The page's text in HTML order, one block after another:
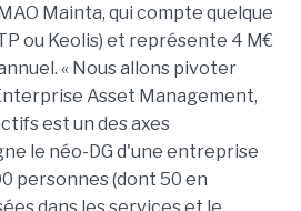
Mainta, qui compte quelque
ou Keolis) et représente 4 M€
« Nous allons pivoter
Asset Management,
est un des axes
le néo-DG d'une entreprise
personnes (dont 50 en